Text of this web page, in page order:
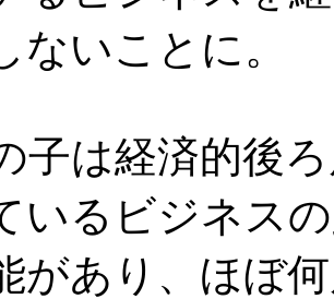
ないことに。
子は経済的後
いるビジネス
があり、ほぼ